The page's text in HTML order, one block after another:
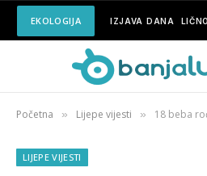
EKOLOGIJA IZJAVA DANA
Početna » Lijepe vijesti » 18 beba rođeno
LIJEPE VIJESTI